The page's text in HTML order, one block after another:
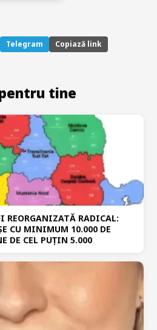
Telegram Copiază link
tine
REORGANIZATĂ RADICAL:
CU MINIMUM 10.000 DE
DE CEL PUȚIN 5.000